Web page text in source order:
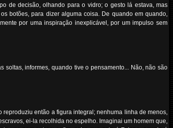
de decisão, olhando para o vidro; o gesto lá estava, mas
botões, para dizer alguma coisa. De quando em quando,
por uma inspiração inexplicável, por um impulso sem
informes, quando tive o pensamento... Não, não são
então a figura integral; nenhuma linha de menos,
ei-la recolhida no espelho. Imaginai um homem que,